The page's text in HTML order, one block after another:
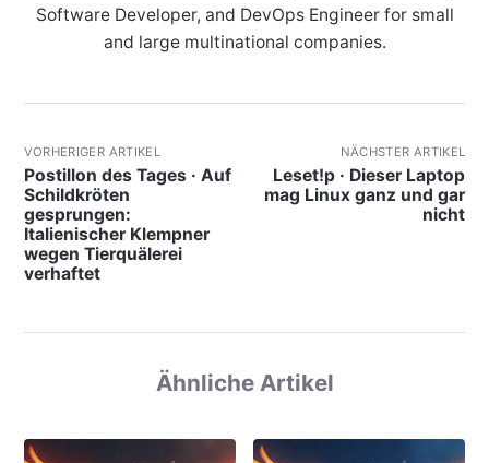
Software Developer, and DevOps Engineer for small
and large multinational companies.
VORHERIGER ARTIKEL
Postillon des Tages · Auf
Schildkröten
gesprungen:
Italienischer Klempner
wegen Tierquälerei
verhaftet
NÄCHSTER ARTIKEL
Leset!p · Dieser Laptop
mag Linux ganz und gar
nicht
Ähnliche Artikel